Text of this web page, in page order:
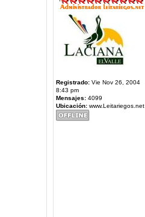
Registrado:Vie Nov 26, 2004
8:43 pm
Mensajes:4099
Ubicación:www.Leitariegos.net